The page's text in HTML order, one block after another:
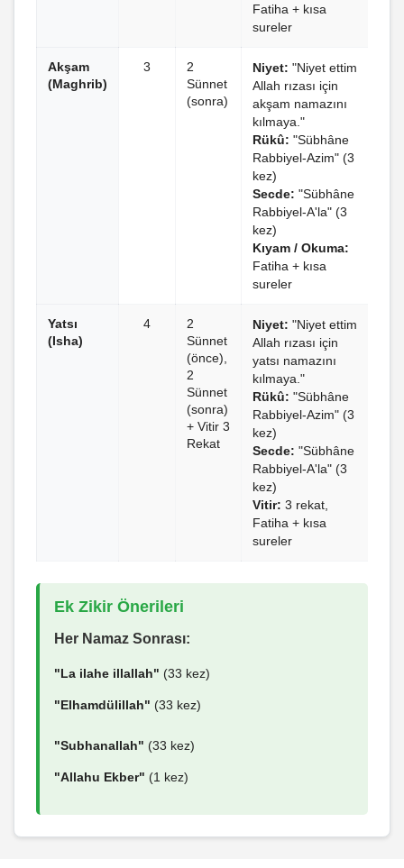
Fatiha + kısa
sureler
Akşam
(Maghrib)
3
2
Sünnet
(sonra)
Niyet: "Niyet ettim
Allah rızası için
akşam namazını
kılmaya."
Rükû: "Sübhâne
Rabbiyel-Azim" (3
kez)
Secde: "Sübhâne
Rabbiyel-A'la" (3
kez)
Kıyam / Okuma:
Fatiha + kısa
sureler
Yatsı
(Isha)
4
2
Sünnet
(önce),
2
Sünnet
(sonra)
+ Vitir 3
Rekat
Niyet: "Niyet ettim
Allah rızası için
yatsı namazını
kılmaya."
Rükû: "Sübhâne
Rabbiyel-Azim" (3
kez)
Secde: "Sübhâne
Rabbiyel-A'la" (3
kez)
Vitir: 3 rekat,
Fatiha + kısa
sureler
Ek Zikir Önerileri
Her Namaz Sonrası:
"La ilahe illallah" (33 kez)
"Elhamdülillah" (33 kez)
"Subhanallah" (33 kez)
"Allahu Ekber" (1 kez)